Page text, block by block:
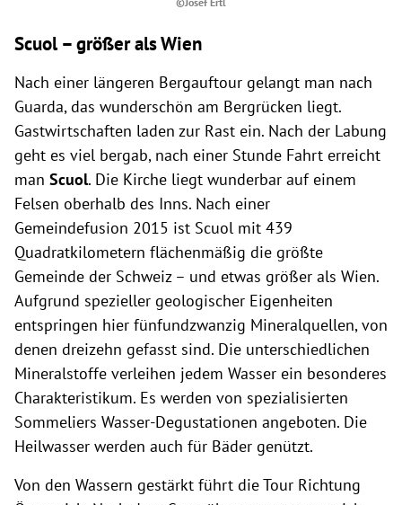
Scuol – größer als Wien
Nach einer längeren Bergauftour gelangt man nach
Guarda, das wunderschön am Bergrücken liegt.
Gastwirtschaften laden zur Rast ein. Nach der Labung
geht es viel bergab, nach einer Stunde Fahrt erreicht
man Scuol. Die Kirche liegt wunderbar auf einem
Felsen oberhalb des Inns. Nach einer
Gemeindefusion 2015 ist Scuol mit 439
Quadratkilometern flächenmäßig die größte
Gemeinde der Schweiz – und etwas größer als Wien.
Aufgrund spezieller geologischer Eigenheiten
entspringen hier fünfundzwanzig Mineralquellen, von
denen dreizehn gefasst sind. Die unterschiedlichen
Mineralstoffe verleihen jedem Wasser ein besonderes
Charakteristikum. Es werden von spezialisierten
Sommeliers Wasser-Degustationen angeboten. Die
Heilwasser werden auch für Bäder genützt.
Von den Wassern gestärkt führt die Tour Richtung